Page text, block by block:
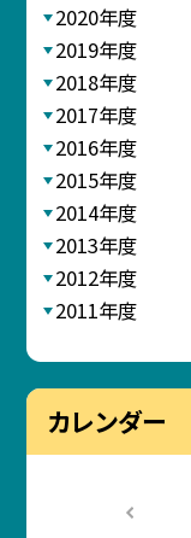
2020年度
2019年度
2018年度
2017年度
2016年度
2015年度
2014年度
2013年度
2012年度
2011年度
カレンダー